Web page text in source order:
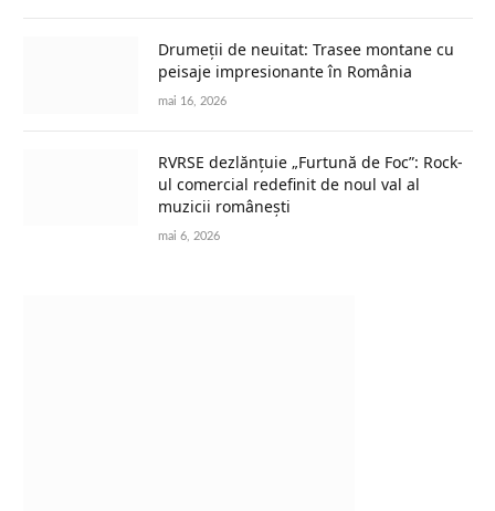
Drumeții de neuitat: Trasee montane cu
peisaje impresionante în România
mai 16, 2026
RVRSE dezlănțuie „Furtună de Foc”: Rock-
ul comercial redefinit de noul val al
muzicii românești
mai 6, 2026